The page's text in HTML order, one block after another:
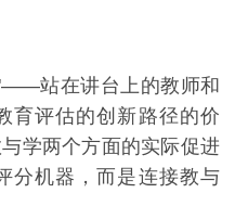
站在讲台上的教师和
育评估的创新路径的价
学两个方面的实际促进
分机器，而是连接教与